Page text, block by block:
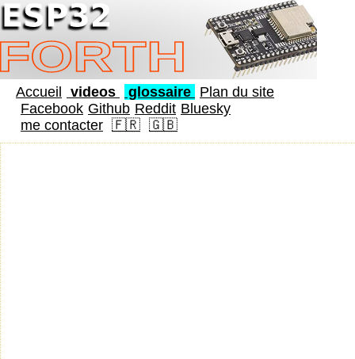
Accueil videos glossaire Plan du site
Facebook Github Reddit Bluesky
me contacter 🇫🇷 🇬🇧